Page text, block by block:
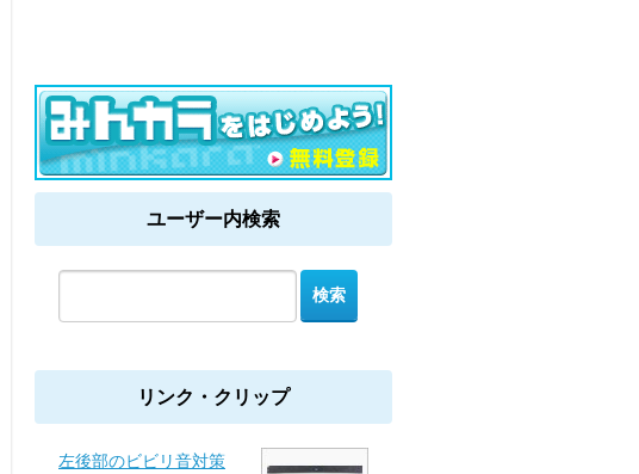
ユーザー内検索
リンク・クリップ
左後部のビビリ音対策